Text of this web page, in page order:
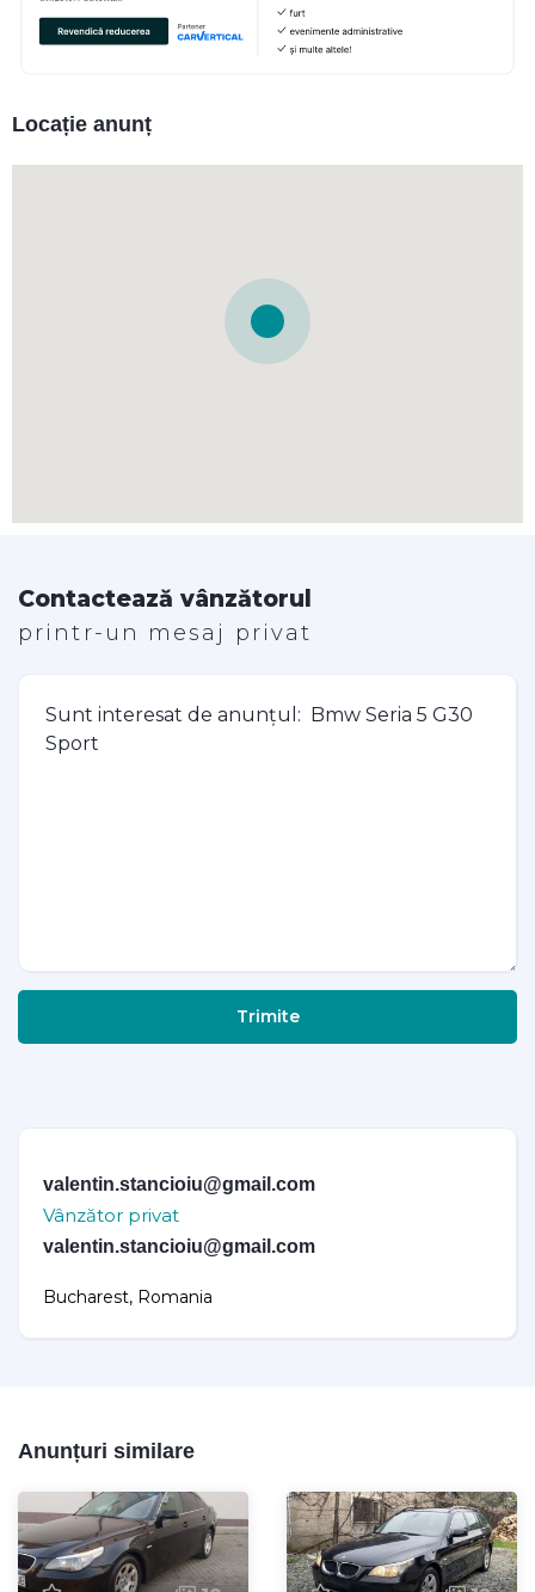
Locație anunț
Contactează vânzătorul
printr-un mesaj privat
Trimite
valentin.stancioiu@gmail.com
Vânzător privat
valentin.stancioiu@gmail.com
Bucharest, Romania
Anunțuri similare